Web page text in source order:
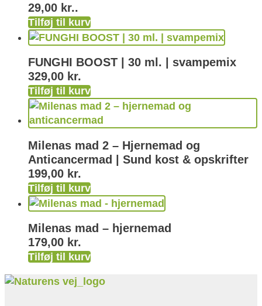
29,00 kr..
Tilføj til kurv
FUNGHI BOOST | 30 ml. | svampemix
329,00 kr.
Tilføj til kurv
Milenas mad 2 – Hjernemad og
Anticancermad | Sund kost & opskrifter
199,00 kr.
Tilføj til kurv
Milenas mad – hjernemad
179,00 kr.
Tilføj til kurv